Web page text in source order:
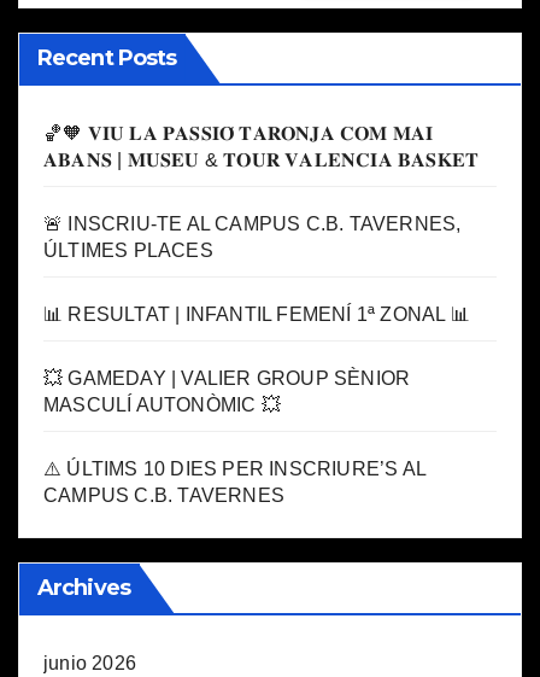
Recent Posts
🏀🧡 𝐕𝐈𝐔 𝐋𝐀 𝐏𝐀𝐒𝐒𝐈𝐎́ 𝐓𝐀𝐑𝐎𝐍𝐉𝐀 𝐂𝐎𝐌 𝐌𝐀𝐈
𝐀𝐁𝐀𝐍𝐒 | 𝐌𝐔𝐒𝐄𝐔 & 𝐓𝐎𝐔𝐑 𝐕𝐀𝐋𝐄𝐍𝐂𝐈𝐀 𝐁𝐀𝐒𝐊𝐄𝐓
🚨 INSCRIU-TE AL CAMPUS C.B. TAVERNES,
ÚLTIMES PLACES
📊 RESULTAT | INFANTIL FEMENÍ 1ª ZONAL 📊
💥 GAMEDAY | VALIER GROUP SÈNIOR
MASCULÍ AUTONÒMIC 💥
⚠️ ÚLTIMS 10 DIES PER INSCRIURE’S AL
CAMPUS C.B. TAVERNES
Archives
junio 2026